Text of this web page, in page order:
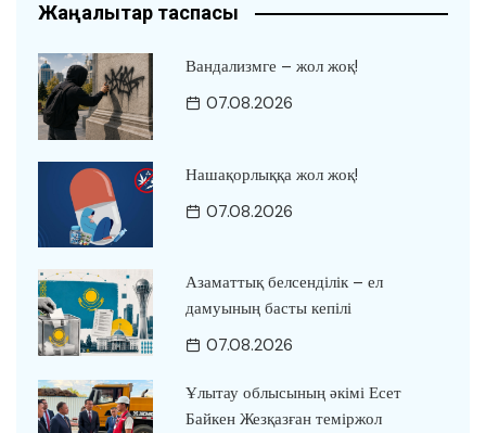
Жаңалықтар таспасы
Вандализмге – жол жоқ!
07.08.2026
Нашақорлыққа жол жоқ!
07.08.2026
Азаматтық белсенділік – ел
дамуының басты кепілі
07.08.2026
Ұлытау облысының әкімі Есет
Байкен Жезқазған теміржол